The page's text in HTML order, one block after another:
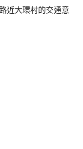
近大環村的交通意